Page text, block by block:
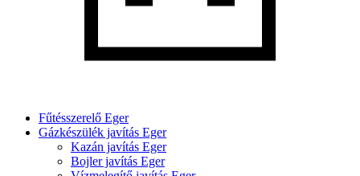
Fűtésszerelő Eger
Gázkészülék javítás Eger
Kazán javítás Eger
Bojler javítás Eger